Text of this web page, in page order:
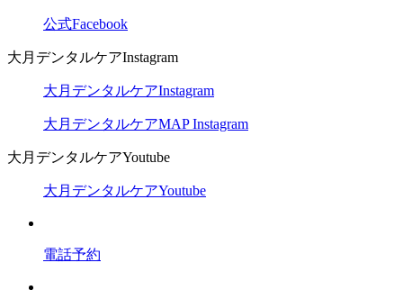
公式Facebook
大月デンタルケアInstagram
大月デンタルケアInstagram
大月デンタルケアMAP Instagram
大月デンタルケアYoutube
大月デンタルケアYoutube
電話予約